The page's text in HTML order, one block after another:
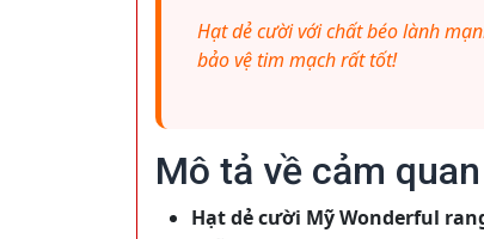
Hạt dẻ cười với chất béo lành
bảo vệ tim mạch rất tốt!
Mô tả về cảm
Hạt dẻ cười Mỹ Wonderful